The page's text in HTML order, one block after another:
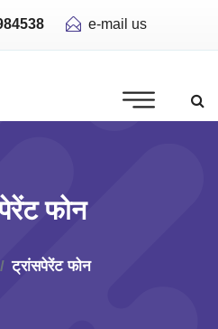
e-mail us
फोन
ट्रांसपेरेंट फोन